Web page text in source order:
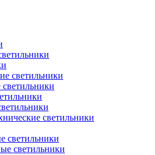
светильники
светильники
светильники
светильники